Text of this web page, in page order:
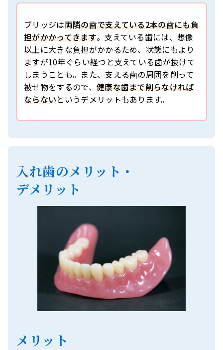
ブリッジは両隣の歯で支えている2本の歯にも負
担がかかってきます。支えている歯には、想像
以上に大きな負担がかかるため、状態にもより
ますが10年ぐらい経つと支えている歯が抜けて
しまうことも。また、支える歯の周囲を削って
被せ物をするので、 健康な歯まで削らなければ
ならないというデメリットもあります。
入れ歯のメリット・
デメリット
メリット